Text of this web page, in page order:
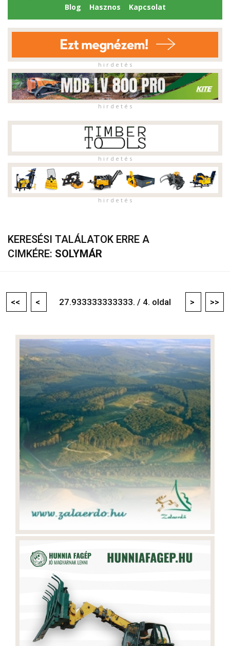
Blog
Hasznos Kapcsolat
h i r d e t é s
h i r d e t é s
h i r d e t é s
h i r d e t é s
KERESÉSI TALÁLATOK ERRE A
CIMKÉRE: SOLYMÁR
<< < 27.933333333333. / 4. oldal > >>